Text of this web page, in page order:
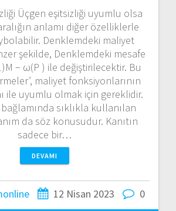
Üçgen eşitsizliği uyumlu olsa
anlamı diğer özelliklerle
Denklemdeki maliyet
şekilde, Denklemdeki mesafe
− ω(P ) ile değiştirilecektir. Bu
maliyet fonksiyonlarının
ile uyumlu olmak için gereklidir.
sıklıkla kullanılan
da söz konusudur. Kanıtın
sadece bir…
DEVAMI
12 Nisan 2023 0